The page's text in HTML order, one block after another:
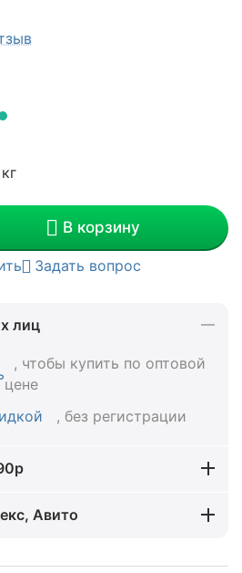
В корзину
Задать вопрос
лиц
, чтобы купить по оптовой
цене
, без регистрации
Авито